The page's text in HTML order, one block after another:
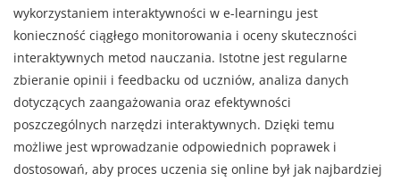
wykorzystaniem interaktywności w e-learningu jest
konieczność ciągłego monitorowania i oceny skuteczności
interaktywnych metod nauczania. Istotne jest regularne
zbieranie opinii i feedbacku od uczniów, analiza danych
dotyczących zaangażowania oraz efektywności
poszczególnych narzędzi interaktywnych. Dzięki temu
możliwe jest wprowadzanie odpowiednich poprawek i
dostosowań, aby proces uczenia się online był jak najbardziej